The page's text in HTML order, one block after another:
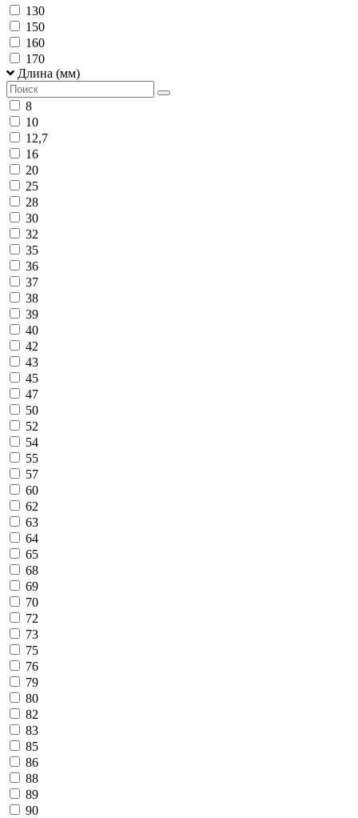
130
150
160
170
Длина (мм)
8
10
12,7
16
20
25
28
30
32
35
36
37
38
39
40
42
43
45
47
50
52
54
55
57
60
62
63
64
65
68
69
70
72
73
75
76
79
80
82
83
85
86
88
89
90